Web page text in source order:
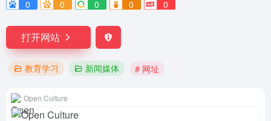
0
0 0 0 0
打开网站
教育学习 新闻媒体 # 网址
Open Culture